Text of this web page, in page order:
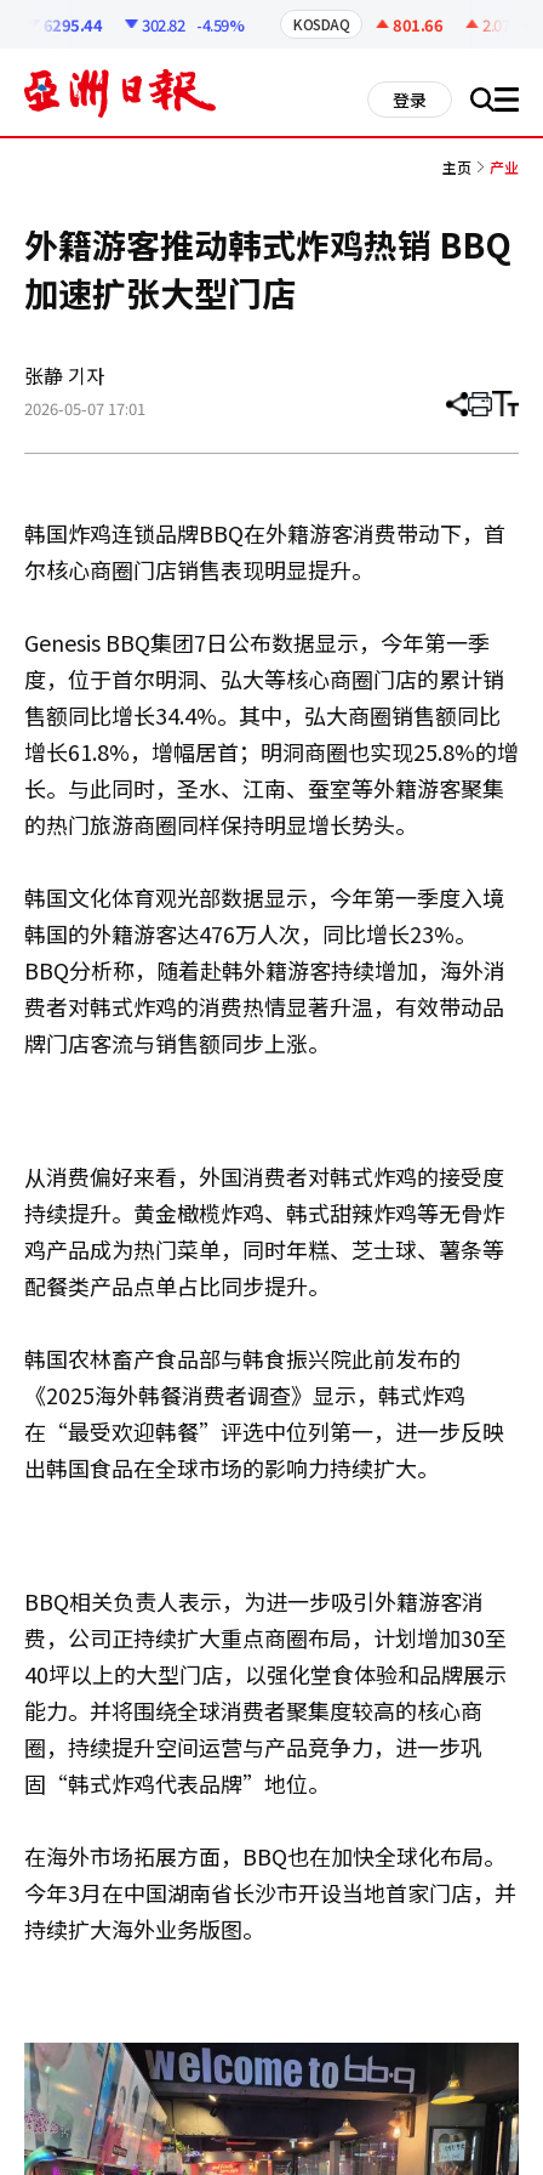
6295.44 302.82 -4.59% KOSDAQ 801.66 2.07
登录 搜 all
主页 产业
外籍游客推动韩式炸鸡热销 BBQ
加速扩张大型门店
张静 기자
2026-05-07 17:01 分
章
打 调
小
韩国炸鸡连锁品牌BBQ在外籍游客消费带动下，首
尔核心商圈门店销售表现明显提升。
Genesis BBQ集团7日公布数据显示，今年第一季
度，位于首尔明洞、弘大等核心商圈门店的累计销
售额同比增长34.4%。其中，弘大商圈销售额同比
增长61.8%，增幅居首；明洞商圈也实现25.8%的增
长。与此同时，圣水、江南、蚕室等外籍游客聚集
的热门旅游商圈同样保持明显增长势头。
韩国文化体育观光部数据显示，今年第一季度入境
韩国的外籍游客达476万人次，同比增长23%。
BBQ分析称，随着赴韩外籍游客持续增加，海外消
费者对韩式炸鸡的消费热情显著升温，有效带动品
牌门店客流与销售额同步上涨。
从消费偏好来看，外国消费者对韩式炸鸡的接受度
持续提升。黄金橄榄炸鸡、韩式甜辣炸鸡等无骨炸
鸡产品成为热门菜单，同时年糕、芝士球、薯条等
配餐类产品点单占比同步提升。
韩国农林畜产食品部与韩食振兴院此前发布的
《2025海外韩餐消费者调查》显示，韩式炸鸡
在“最受欢迎韩餐”评选中位列第一，进一步反映
出韩国食品在全球市场的影响力持续扩大。
BBQ相关负责人表示，为进一步吸引外籍游客消
费，公司正持续扩大重点商圈布局，计划增加30至
40坪以上的大型门店，以强化堂食体验和品牌展示
能力。并将围绕全球消费者聚集度较高的核心商
圈，持续提升空间运营与产品竞争力，进一步巩
固“韩式炸鸡代表品牌”地位。
在海外市场拓展方面，BBQ也在加快全球化布局。
今年3月在中国湖南省长沙市开设当地首家门店，并
持续扩大海外业务版图。